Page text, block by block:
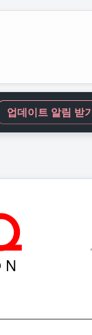
업데이트 알림 받